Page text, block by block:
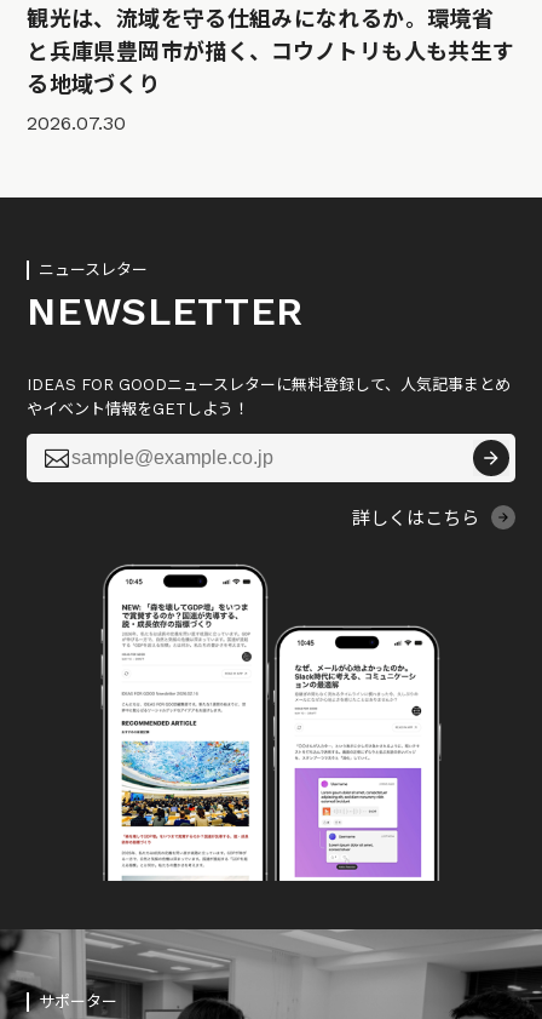
観光は、流域を守る仕組みになれるか。環境省
と兵庫県豊岡市が描く、コウノトリも人も共生す
る地域づくり
2026.07.30
ニュースレター
NEWSLETTER
IDEAS FOR GOODニュースレターに無料登録して、人気記事まとめ
やイベント情報をGETしよう！

詳しくはこちら
サポーター